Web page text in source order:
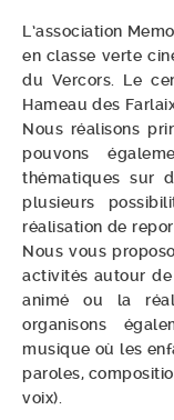
L’association
en classe verte
du Vercors. Le
Hameau des
Nous réalisons
pouvons
thématiques sur
plusieurs
réalisation de
Nous vous
activités autour
animé ou la
organisons
musique où les
paroles,
voix).